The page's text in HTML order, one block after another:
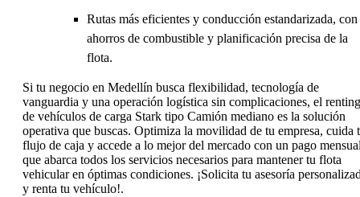
Rutas más eficientes y conducción estandarizada, con
ahorros de combustible y planificación precisa de la
flota.
Si tu negocio en Medellín busca flexibilidad, tecnología de
vanguardia y una operación logística sin complicaciones, el renting
de vehículos de carga Stark tipo Camión mediano es la solución
operativa que buscas. Optimiza la movilidad de tu empresa, cuida
flujo de caja y accede a lo mejor del mercado con un pago
que abarca todos los servicios necesarios para mantener tu flota
vehicular en óptimas condiciones. ¡Solicita tu asesoría
y renta tu vehículo!.